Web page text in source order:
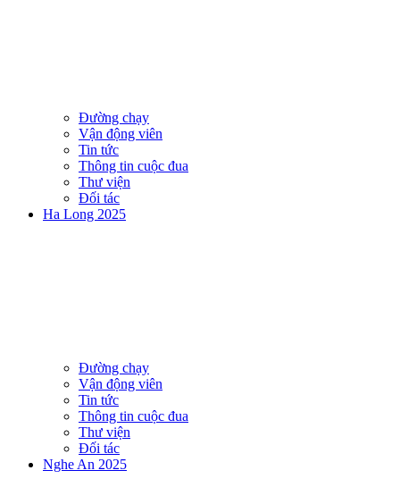
Đường chạy
Vận động viên
Tin tức
Thông tin cuộc đua
Thư viện
Đối tác
Ha Long 2025
Đường chạy
Vận động viên
Tin tức
Thông tin cuộc đua
Thư viện
Đối tác
Nghe An 2025